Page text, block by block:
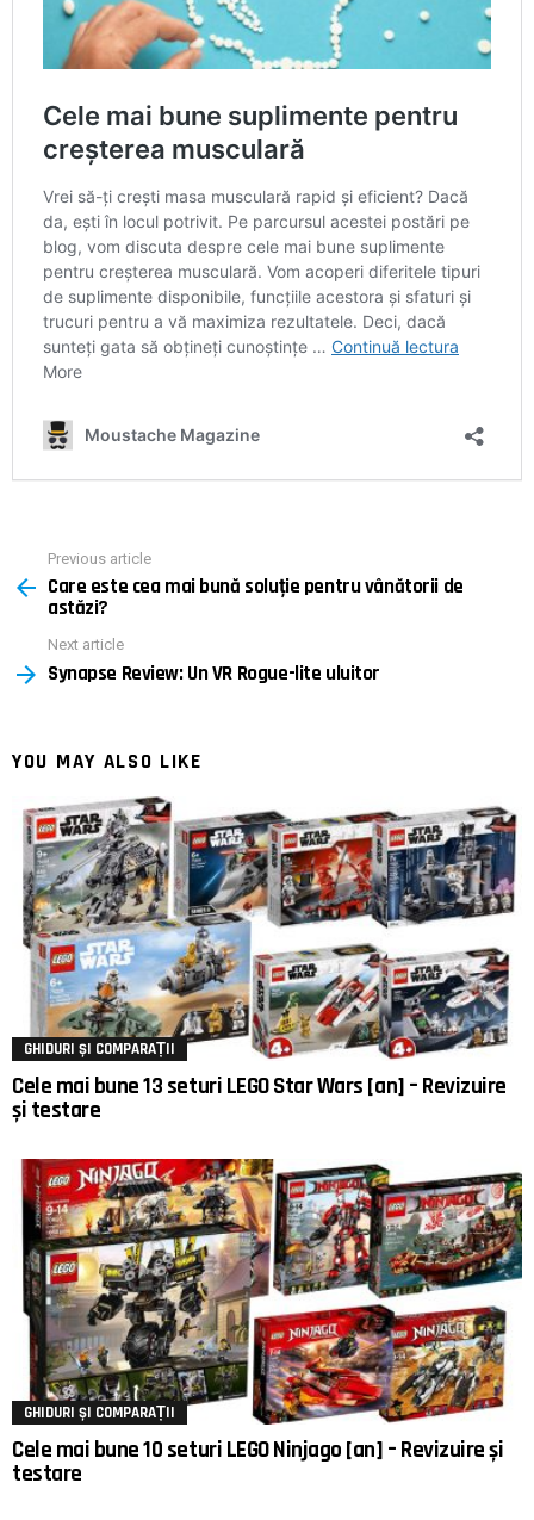
more
Previous article
Care este cea mai bună soluție pentru vânătorii de
astăzi?
Next article
Synapse Review: Un VR Rogue-lite uluitor
YOU MAY ALSO LIKE
GHIDURI ȘI COMPARAȚII
Cele mai bune 13 seturi LEGO Star Wars [an] – Revizuire
și testare
GHIDURI ȘI COMPARAȚII
Cele mai bune 10 seturi LEGO Ninjago [an] – Revizuire și
testare